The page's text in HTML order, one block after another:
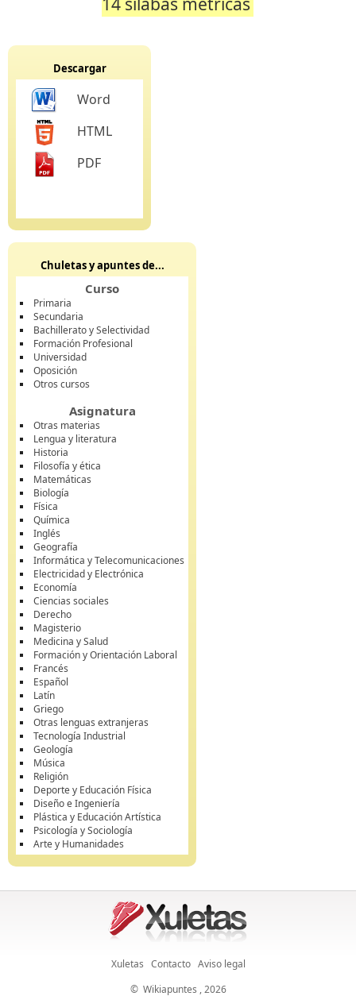
Descargar
Word
HTML
PDF
Chuletas y apuntes de...
Curso
Primaria
Secundaria
Bachillerato y Selectividad
Formación Profesional
Universidad
Oposición
Otros cursos
Asignatura
Otras materias
Lengua y literatura
Historia
Filosofía y ética
Matemáticas
Biología
Física
Química
Inglés
Geografía
Informática y Telecomunicaciones
Electricidad y Electrónica
Economía
Ciencias sociales
Derecho
Magisterio
Medicina y Salud
Formación y Orientación Laboral
Francés
Español
Latín
Griego
Otras lenguas extranjeras
Tecnología Industrial
Geología
Música
Religión
Deporte y Educación Física
Diseño e Ingeniería
Plástica y Educación Artística
Psicología y Sociología
Arte y Humanidades
Xuletas Contacto Aviso legal
© Wikiapuntes , 2026